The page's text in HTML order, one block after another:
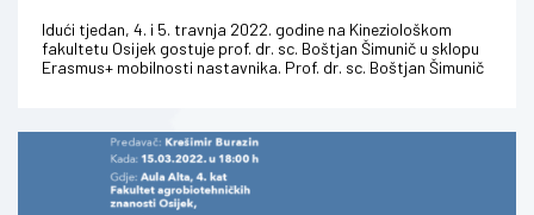
Idući tjedan, 4. i 5. travnja 2022. godine na Kineziološkom
fakultetu Osijek gostuje prof. dr. sc. Boštjan Šimunič u sklopu
Erasmus+ mobilnosti nastavnika. Prof. dr. sc. Boštjan Šimunič